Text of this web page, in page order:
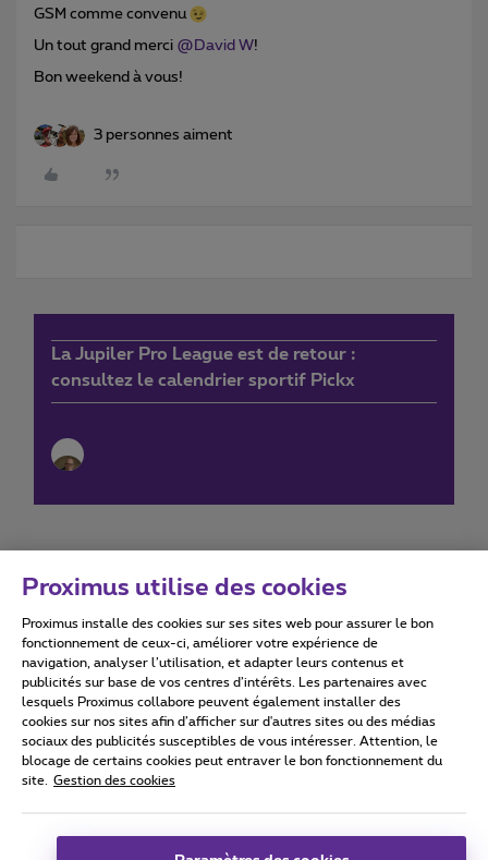
GSM comme convenu
Un tout grand merci @David W!
Bon weekend à vous!
3 personnes aiment
La Jupiler Pro League est de retour :
consultez le calendrier sportif Pickx
Conditions d'utilisation Accessibility statement
Tous droits réservés. © 2026
Conditions générales, info consommateur
Coordonnées de l’entreprise
Proximus utilise des cookies
Proximus installe des cookies sur ses sites web pour assurer le bon
fonctionnement de ceux-ci, améliorer votre expérience de
navigation, analyser l’utilisation, et adapter leurs contenus et
publicités sur base de vos centres d’intérêts. Les partenaires avec
lesquels Proximus collabore peuvent également installer des
cookies sur nos sites afin d’afficher sur d'autres sites ou des médias
sociaux des publicités susceptibles de vous intéresser. Attention, le
blocage de certains cookies peut entraver le bon fonctionnement du
site.
Gestion des cookies